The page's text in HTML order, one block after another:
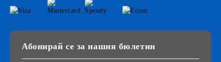
Абонирай се за нашия бюлетин